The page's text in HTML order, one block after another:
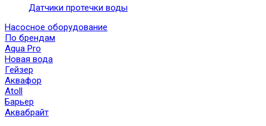
Датчики протечки воды
Насосное оборудование
По брендам
Aqua Pro
Новая вода
Гейзер
Аквафор
Atoll
Барьер
Аквабрайт